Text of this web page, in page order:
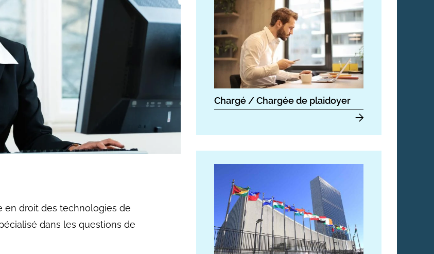
en droit des technologies de
dans les questions de
Chargé / Chargée de plaidoyer